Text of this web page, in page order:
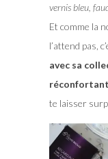
vernis bleu,
Et comme la
l’attend pas,
avec sa
te laisser